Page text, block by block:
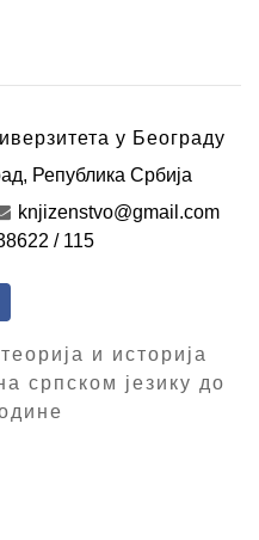
у Београду
, Република Србија
knjizenstvo@gmail.com
/ 115
и историја
српском језику до